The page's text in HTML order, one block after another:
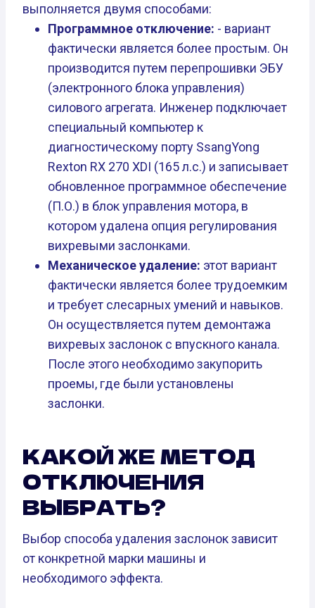
выполняется двумя способами:
Программное отключение: - вариант
фактически является более простым. Он
производится путем перепрошивки ЭБУ
(электронного блока управления)
силового агрегата. Инженер подключает
специальный компьютер к
диагностическому порту SsangYong
Rexton RX 270 XDI (165 л.с.) и записывает
обновленное программное обеспечение
(П.О.) в блок управления мотора, в
котором удалена опция регулирования
вихревыми заслонками.
Механическое удаление: этот вариант
фактически является более трудоемким
и требует слесарных умений и навыков.
Он осуществляется путем демонтажа
вихревых заслонок с впускного канала.
После этого необходимо закупорить
проемы, где были установлены
заслонки.
КАКОЙ ЖЕ МЕТОД
ОТКЛЮЧЕНИЯ
ВЫБРАТЬ?
Выбор способа удаления заслонок зависит
от конкретной марки машины и
необходимого эффекта.